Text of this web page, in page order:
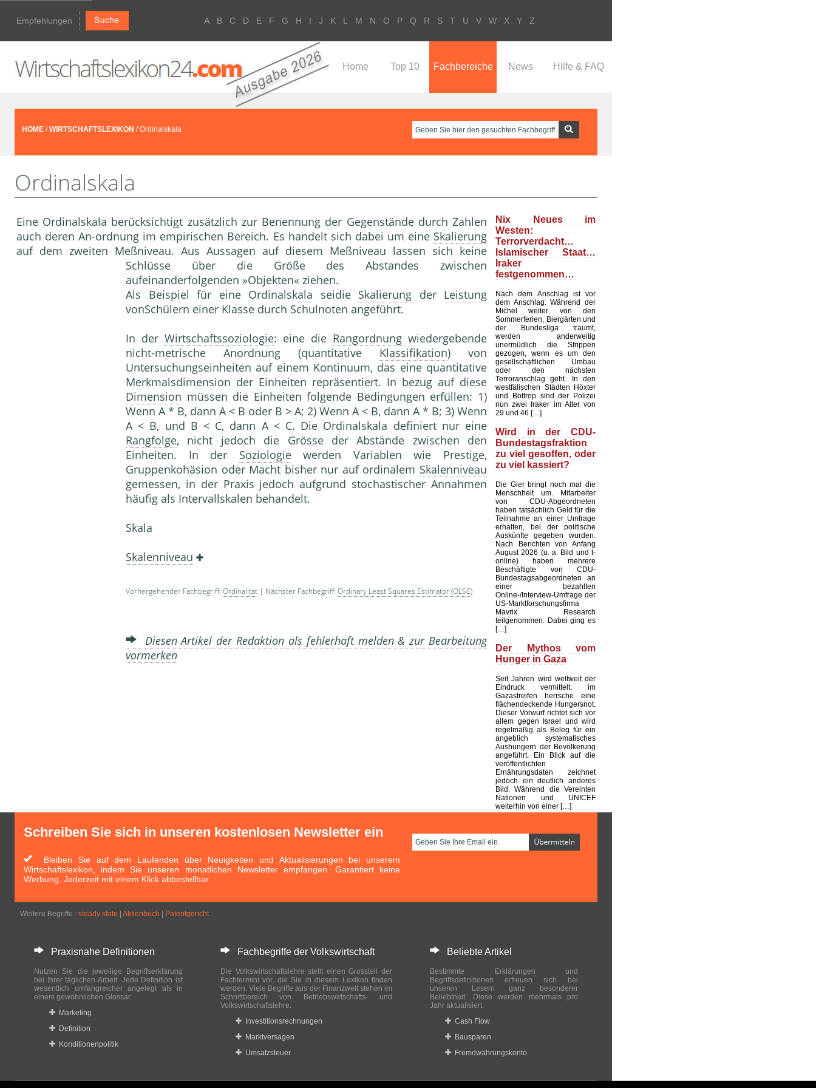
Empfehlungen A B C D E F G H I J K L M N O P Q R S T U V W X Y Z
Home Top 10 Fachbereiche News Hilfe & FAQ
HOME /WIRTSCHAFTSLEXIKON / Ordinalskala
Ordinalskala
Eine Ordinalskala berücksichtigt zusätzlich zur Benennung der Gegenstände durch Zahlen
auch deren An-ordnung im empirischen Bereich. Es handelt sich dabei um eine Skalierung
auf dem zweiten Meßniveau. Aus Aussagen auf diesem Meßniveau lassen sich keine
Schlüsse über die Größe des Abstandes zwischen
aufeinanderfolgenden »Objekten« ziehen.
Als Beispiel für eine Ordinalskala seidie Skalierung der Leistung
vonSchülern einer Klasse durch Schulnoten angeführt.
In der Wirtschaftssoziologie: eine die Rangordnung wiedergebende
nicht-metrische Anordnung (quantitative Klassifikation) von
Untersuchungseinheiten auf einem Kontinuum, das eine quantitative
Merkmalsdimension der Einheiten repräsentiert. In bezug auf diese
Dimension müssen die Einheiten folgende Bedingungen erfüllen: 1)
Wenn A * B, dann A < B oder B > A; 2) Wenn A < B, dann A * B; 3) Wenn
A < B, und B < C, dann A < C. Die Ordinalskala definiert nur eine
Rangfolge, nicht jedoch die Grösse der Abstände zwischen den
Einheiten. In der Soziologiewerden Variablen wie Prestige,
Gruppenkohäsion oder Macht bisher nur auf ordinalem Skalenniveau
gemessen, in der Praxis jedoch aufgrund stochastischer Annahmen
häufig als Intervallskalen behandelt.
Skala
Skalenniveau
Vorhergehender Fachbegriff: Ordinalität | Nächster Fachbegriff: Ordinary Least Squares Estimator (OLSE)
Diesen Artikel der Redaktion als fehlerhaft melden & zur Bearbeitung
vormerken
Nix Neues im
Westen:
Terrorverdacht…
Islamischer Staat…
Iraker
festgenommen…
Nach dem Anschlag ist vor
dem Anschlag: Während der
Michel weiter von den
Sommerferien, Biergärten und
der Bundesliga träumt,
werden anderweitig
unermüdlich die Strippen
gezogen, wenn es um den
gesellschaftlichen Umbau
oder den nächsten
Terroranschlag geht. In den
westfälischen Städten Höxter
und Bottrop sind der Polizei
nun zwei Iraker im Alter von
29 und 46 […]
Wird in der CDU-
Bundestagsfraktion
zu viel gesoffen, oder
zu viel kassiert?
Die Gier bringt noch mal die
Menschheit um. Mitarbeiter
von CDU-Abgeordneten
haben tatsächlich Geld für die
Teilnahme an einer Umfrage
erhalten, bei der politische
Auskünfte gegeben wurden.
Nach Berichten von Anfang
August 2026 (u. a. Bild und t-
online) haben mehrere
Beschäftigte von CDU-
Bundestagsabgeordneten an
einer bezahlten
Online-/Interview-Umfrage der
US-Marktforschungsfirma
Mavrix Research
teilgenommen. Dabei ging es
[…]
Der Mythos vom
Hunger in Gaza
Seit Jahren wird weltweit der
Eindruck vermittelt, im
Gazastreifen herrsche eine
flächendeckende Hungersnot.
Dieser Vorwurf richtet sich vor
allem gegen Israel und wird
regelmäßig als Beleg für ein
angeblich systematisches
Aushungern der Bevölkerung
angeführt. Ein Blick auf die
veröffentlichten
Ernährungsdaten zeichnet
jedoch ein deutlich anderes
Bild. Während die Vereinten
Nationen und UNICEF
weiterhin von einer […]
Schreiben Sie sich in unseren kostenlosen Newsletter ein
Bleiben Sie auf dem Laufenden über Neuigkeiten und Aktualisierungen bei unserem
Wirtschaftslexikon, indem Sie unseren monatlichen Newsletter empfangen. Garantiert keine
Werbung. Jederzeit mit einem Klick abbestellbar.
Weitere Begriffe : steady state Aktienbuch Patentgericht
Praxisnahe Definitionen
Nutzen Sie die jeweilige Begriffserklärung
bei Ihrer täglichen Arbeit. Jede Definition ist
wesentlich umfangreicher angelegt als in
einem gewöhnlichen Glossar.
Marketing
Definition
Konditionenpolitik
Fachbegriffe der Volkswirtschaft
Die Volkswirtschaftslehre stellt einen Grossteil der
Fachtermini vor, die Sie in diesem Lexikon finden
werden. Viele Begriffe aus der Finanzwelt stehen im
Schnittbereich von Betriebswirtschafts- und
Volkswirtschaftslehre.
Investitionsrechnungen
Marktversagen
Umsatzsteuer
Beliebte Artikel
Bestimmte Erklärungen und
Begriffsdefinitionen erfreuen sich bei
unseren Lesern ganz besonderer
Beliebtheit. Diese werden mehrmals pro
Jahr aktualisiert.
Cash Flow
Bausparen
Fremdwährungskonto